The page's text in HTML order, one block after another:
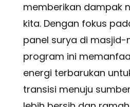
memberikan dampak
kita. Dengan fokus
panel surya di masjid-
program ini
energi terbarukan
transisi menuju